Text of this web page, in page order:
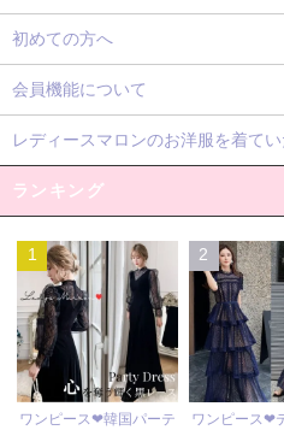
初めての方へ
会員機能について
レディースマロンのお洋服を着て
ランキング
1
ワンピース❤韓国パーテ
2
ワンピース❤